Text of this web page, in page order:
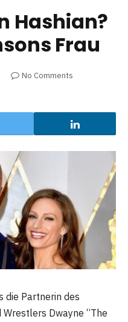
Hashian?
Frau
No Comments
die Partnerin des
Dwayne “The